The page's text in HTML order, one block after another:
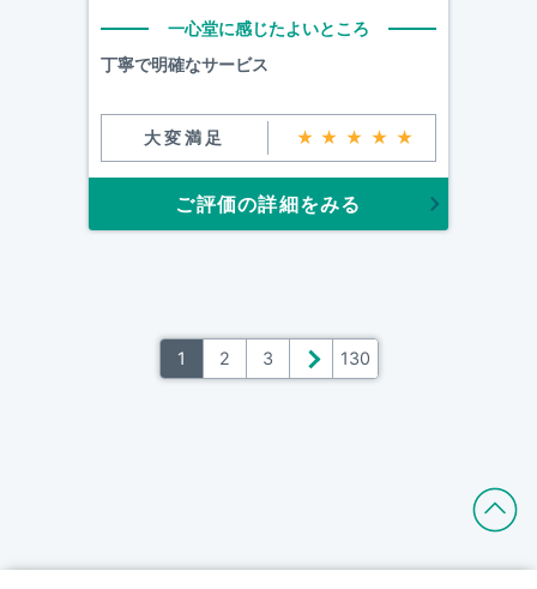
一心堂に感じたよいところ
丁寧で明確なサービス
大変満足 ★★★★★
ご評価の詳細をみる
1 2 3 ＞ 130